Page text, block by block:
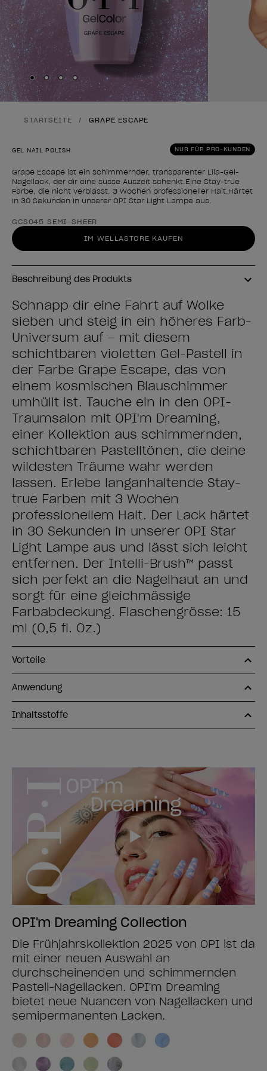
Skip to slide
Skip to slide2
Skip to slide 3
Skip to slide 4
STARTSEITE GRAPE ESCAPE
NUR FÜR PRO-KUNDEN
GEL NAIL POLISH
Grape Escape ist ein schimmernder, transparenter Lila-Gel-
Nagellack, der dir eine süsse Auszeit schenkt.Eine Stay-true
Farbe, die nicht verblasst. 3 Wochen professioneller Halt.Härtet
in 30 Sekunden in unserer OPI Star Light Lampe aus.
Form des Produkts
GCS045 SEMI-SHEER
IM WELLASTORE KAUFEN
Beschreibung des Produkts
Schnapp dir eine Fahrt auf Wolke
sieben und steig in ein höheres Farb-
Universum auf – mit diesem
schichtbaren violetten Gel-Pastell in
der Farbe Grape Escape, das von
einem kosmischen Blauschimmer
umhüllt ist. Tauche ein in den OPI-
Traumsalon mit OPI'm Dreaming,
einer Kollektion aus schimmernden,
schichtbaren Pastelltönen, die deine
wildesten Träume wahr werden
lassen. Erlebe langanhaltende Stay-
true Farben mit 3 Wochen
professionellem Halt. Der Lack härtet
in 30 Sekunden in unserer OPI Star
Light Lampe aus und lässt sich leicht
entfernen. Der Intelli-Brush™ passt
sich perfekt an die Nagelhaut an und
sorgt für eine gleichmässige
Farbabdeckung. Flaschengrösse: 15
ml (0,5 fl. Oz.)
Vorteile
Anwendung
Inhaltsstoffe
OPI'm Dreaming Collection
Die Frühjahrskollektion 2025 von OPI ist da
mit einer neuen Auswahl an
durchscheinenden und schimmernden
Pastell-Nagellacken. OPI'm Dreaming
bietet neue Nuancen von Nagellacken und
semipermanenten Lacken.